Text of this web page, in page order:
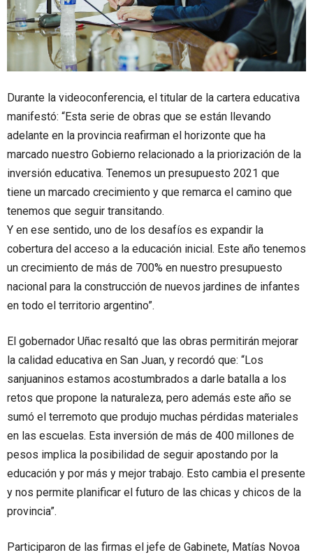
Durante la videoconferencia, el titular de la cartera educativa
manifestó: “Esta serie de obras que se están llevando
adelante en la provincia reafirman el horizonte que ha
marcado nuestro Gobierno relacionado a la priorización de la
inversión educativa. Tenemos un presupuesto 2021 que
tiene un marcado crecimiento y que remarca el camino que
tenemos que seguir transitando.
Y en ese sentido, uno de los desafíos es expandir la
cobertura del acceso a la educación inicial. Este año tenemos
un crecimiento de más de 700% en nuestro presupuesto
nacional para la construcción de nuevos jardines de infantes
en todo el territorio argentino”.
El gobernador Uñac resaltó que las obras permitirán mejorar
la calidad educativa en San Juan, y recordó que: “Los
sanjuaninos estamos acostumbrados a darle batalla a los
retos que propone la naturaleza, pero además este año se
sumó el terremoto que produjo muchas pérdidas materiales
en las escuelas. Esta inversión de más de 400 millones de
pesos implica la posibilidad de seguir apostando por la
educación y por más y mejor trabajo. Esto cambia el presente
y nos permite planificar el futuro de las chicas y chicos de la
provincia”.
Participaron de las firmas el jefe de Gabinete, Matías Novoa